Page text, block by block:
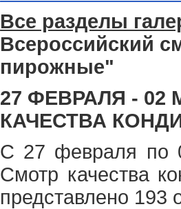
Все разделы
Всероссийский
пирожные"
27 ФЕВРАЛЯ - 02
КАЧЕСТВА
С 27 февраля по
Смотр качества
представлено 193